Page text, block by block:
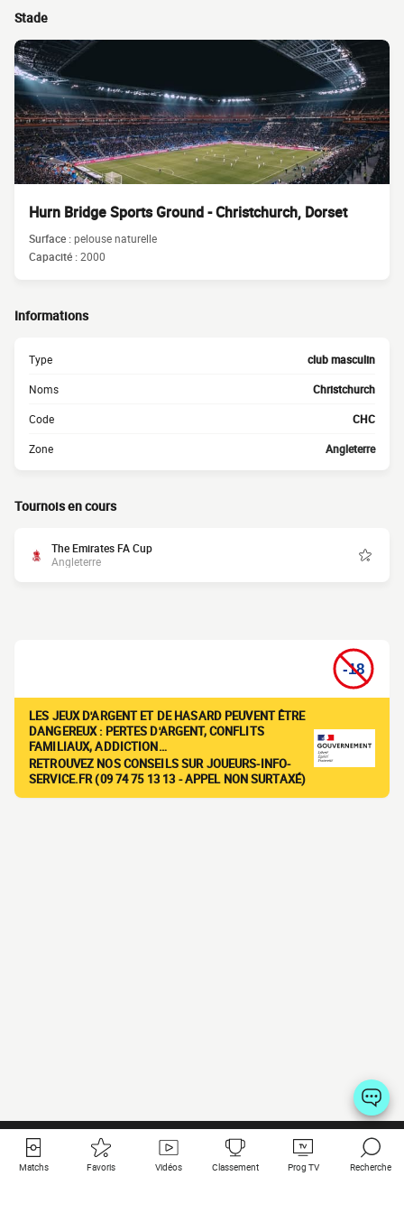
Stade
Hurn Bridge Sports Ground - Christchurch, Dorset
Surface :pelouse naturelle
Capacité :2000
Informations
Type club masculin
Noms Christchurch
Code CHC
Zone Angleterre
Tournois en cours
The Emirates FA Cup
Angleterre
LES JEUX D'ARGENT ET DE HASARD PEUVENT ÊTRE
DANGEREUX : PERTES D'ARGENT, CONFLITS
FAMILIAUX, ADDICTION…
RETROUVEZ NOS CONSEILS SUR JOUEURS-INFO-
SERVICE.FR (09 74 75 13 13 - APPEL NON SURTAXÉ)
Matchs Favoris Vidéos Classement Prog TV Recherche